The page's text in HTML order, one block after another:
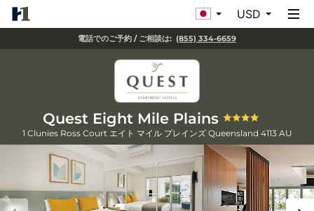
USD
電話でのご予約 / ご相談は: (855) 334-6659
Quest Eight Mile Plains
1 Clunies Ross Court エイト マイル プレインズ Queensland 4113 AU